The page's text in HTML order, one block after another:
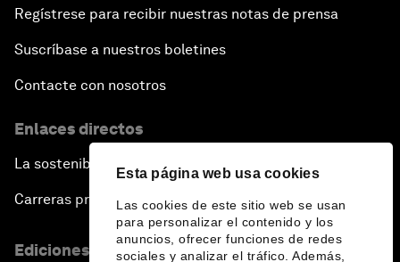
Esta página web usa cookies
Las cookies de este sitio web se usan
para personalizar el contenido y los
anuncios, ofrecer funciones de redes
sociales y analizar el tráfico. Además,
Regístrese para recibir nuestras notas de prensa
Suscríbase a nuestros boletines
Contacte con nosotros
Enlaces directos
La sostenibilidad en el Foro
Carreras profesionales
Ediciones en otros idiomas